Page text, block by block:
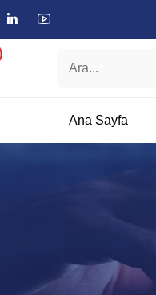
Ana Sayfa